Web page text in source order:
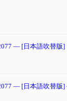
― [日本語吹替版]
― [日本語吹替版]